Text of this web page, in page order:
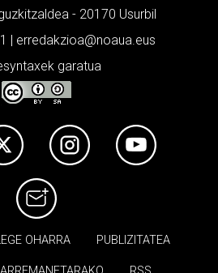
- 20170 Usurbil
| erredakzioa@noaua.eus
garatua
OHARRA PUBLIZITATEA